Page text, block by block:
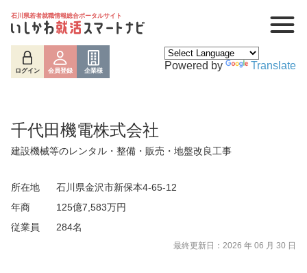
石川県若者就職情報総合ポータルサイト
ログイン 会員登録 企業様 Powered by Translate
千代田機電株式会社
建設機械等のレンタル・整備・販売・地盤改良工事
所在地
石川県金沢市新保本4-65-12
年商
125億7,583万円
従業員
284名
最終更新日：2026 年 06 月 30 日